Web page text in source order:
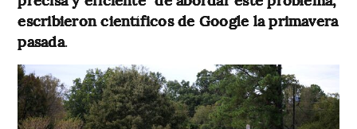
escribieron científicos de Google la primavera
pasada.